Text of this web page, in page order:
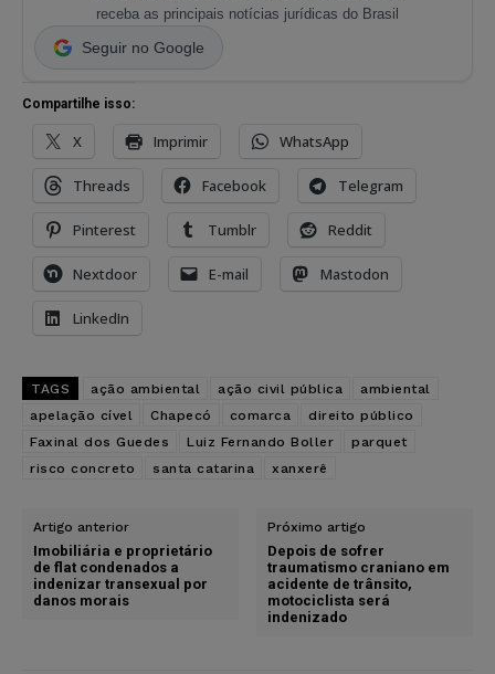
receba as principais notícias jurídicas do Brasil
Seguir no Google
Compartilhe isso:
X Imprimir WhatsApp
Threads Facebook Telegram
Pinterest Tumblr Reddit
Nextdoor E-mail Mastodon
LinkedIn
TAGS ação ambiental ação civil pública
ambiental
apelação cível
Chapecó comarca
direito público
Faxinal dos Guedes
Luiz Fernando Boller
parquet
risco concreto
santa catarina xanxerê
Artigo anterior
Imobiliária e proprietário
de flat condenados a
indenizar transexual por
danos morais
Próximo artigo
Depois de sofrer
traumatismo craniano em
acidente de trânsito,
motociclista será
indenizado